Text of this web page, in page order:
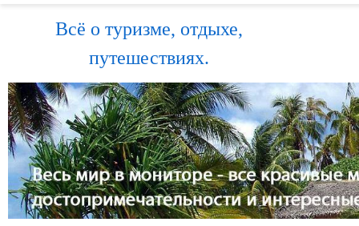
Всё о туризме, отдыхе,
путешествиях.